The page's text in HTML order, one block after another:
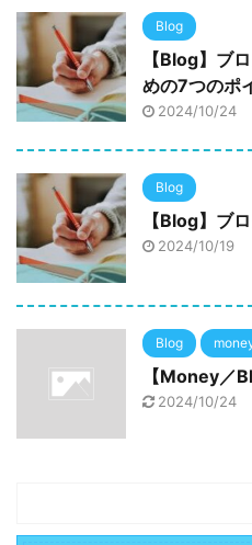
Blog
【Blog】ブ
めの7つのポ
2024/10/24
Blog
【Blog】ブ
2024/10/19
Blog
【Money／
2024/10/24